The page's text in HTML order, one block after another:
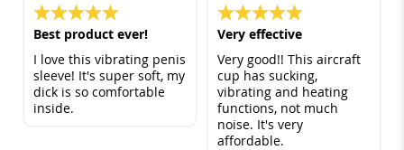
100%
Best product ever!
I love this vibrating penis
sleeve! It's super soft, my
dick is so comfortable
inside.
100%
Very effective
Very good!! This aircraft
cup has sucking,
vibrating and heating
functions, not much
noise. It's very
affordable.